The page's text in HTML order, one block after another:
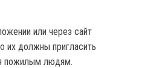
или через сайт
их должны пригласить
пожилым людям.